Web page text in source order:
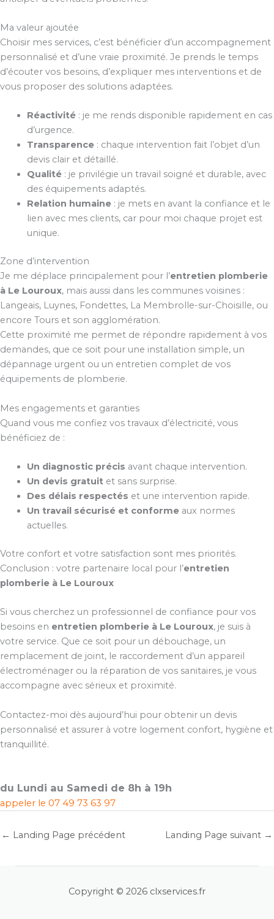
Ma valeur ajoutée
Choisir mes services, c’est bénéficier d’un accompagnement
personnalisé et d’une vraie proximité. Je prends le temps
d’écouter vos besoins, d’expliquer mes interventions et de
vous proposer des solutions adaptées.
Réactivité: je me rends disponible rapidement en cas
d’urgence.
Transparence: chaque intervention fait l’objet d’un
devis clair et détaillé.
Qualité: je privilégie un travail soigné et durable, avec
des équipements adaptés.
Relation humaine: je mets en avant la confiance et le
lien avec mes clients, car pour moi chaque projet est
unique.
Zone d’intervention
Je me déplace principalement pour l’entretien plomberie
à Le Louroux, mais aussi dans les communes voisines :
Langeais, Luynes, Fondettes, La Membrolle-sur-Choisille, ou
encore Tours et son agglomération.
Cette proximité me permet de répondre rapidement à vos
demandes, que ce soit pour une installation simple, un
dépannage urgent ou un entretien complet de vos
équipements de plomberie.
Mes engagements et garanties
Quand vous me confiez vos travaux d’électricité, vous
bénéficiez de :
Un diagnostic précis avant chaque intervention.
Un devis gratuitet sans surprise.
Des délais respectés et une intervention rapide.
Un travail sécurisé et conformeaux normes
actuelles.
Votre confort et votre satisfaction sont mes priorités.
Conclusion : votre partenaire local pour l’entretien
plomberie à Le Louroux
Si vous cherchez un professionnel de confiance pour vos
besoins en entretien plomberie à Le Louroux, je suis à
votre service. Que ce soit pour un débouchage, un
remplacement de joint, le raccordement d’un appareil
électroménager ou la réparation de vos sanitaires, je vous
accompagne avec sérieux et proximité.
Contactez-moi dès aujourd’hui pour obtenir un devis
personnalisé et assurer à votre logement confort, hygiène et
tranquillité.
du Lundi au Samedi de 8h à 19h
appeler le 07 49 73 63 97
← Landing Page précédent Landing Page suivant →
Copyright © 2026 clxservices.fr